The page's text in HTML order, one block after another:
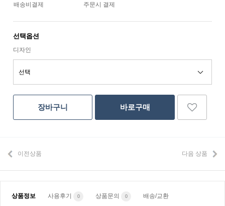
배송비결제 주문시 결제
선택옵션
디자인
장바구니 바로구매
이전상품 다음 상품
상품정보 사용후기 0 상품문의 0 배송/교환